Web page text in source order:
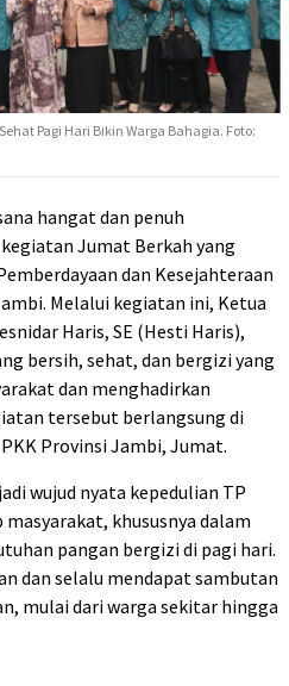
Pagi Hari Bikin Warga Bahagia. Foto:
hangat dan penuh
Jumat Berkah yang
dan Kesejahteraan
Melalui kegiatan ini, Ketua
Haris, SE (Hesti Haris),
bersih, sehat, dan bergizi yang
dan menghadirkan
tersebut berlangsung di
Provinsi Jambi, Jumat.
wujud nyata kepedulian TP
khususnya dalam
pangan bergizi di pagi hari.
dan selalu mendapat sambutan
mulai dari warga sekitar hingga